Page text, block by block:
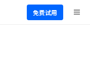
免费试用